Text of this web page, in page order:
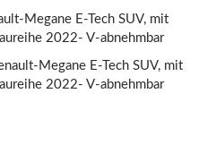
Megane E-Tech SUV, mit
2022- V-abnehmbar